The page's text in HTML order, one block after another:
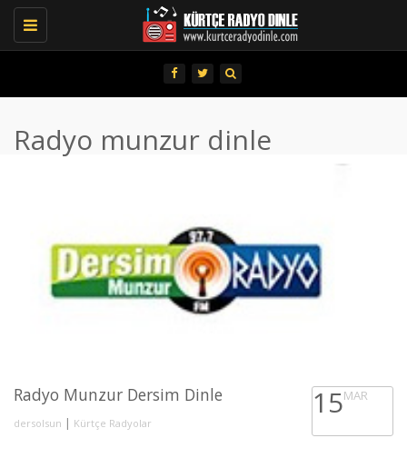
Toggle
navigation
Radyo munzur dinle
Radyo Munzur Dersim Dinle
dersolsun | Kürtçe Radyolar
15MAR